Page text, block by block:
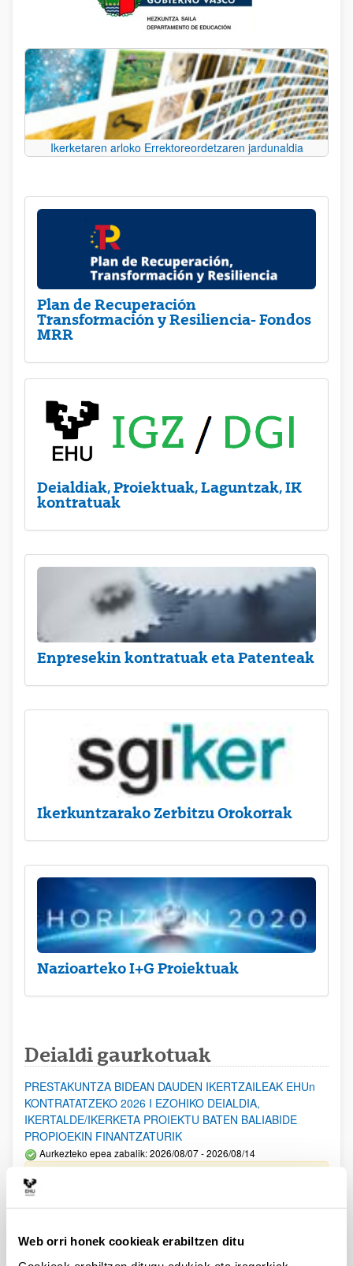
Web orri honek cookieak erabiltzen ditu
Ikerketaren arloko Errektoreordetzaren jardunaldia
Plan de Recuperación
Transformación y Resiliencia- Fondos
MRR
Deialdiak, Proiektuak, Laguntzak, IK
kontratuak
Enpresekin kontratuak eta Patenteak
Ikerkuntzarako Zerbitzu Orokorrak
Nazioarteko I+G Proiektuak
Deialdi gaurkotuak
PRESTAKUNTZA BIDEAN DAUDEN IKERTZAILEAK EHUn
KONTRATATZEKO 2026 I EZOHIKO DEIALDIA,
IKERTALDE/IKERKETA PROIEKTU BATEN BALIABIDE
PROPIOEKIN FINANTZATURIK
Aurkezteko epea zabalik: 2026/08/07 - 2026/08/14
Izapide irekia